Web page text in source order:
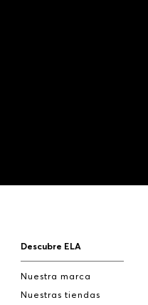
Descubre ELA
Nuestra marca
Nuestras tiendas